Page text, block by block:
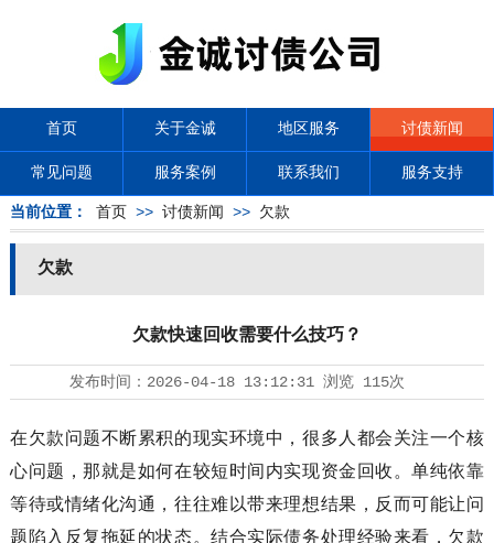
首页 关于金诚 地区服务 讨债新闻
常见问题 服务案例 联系我们 服务支持
当前位置： 首页 >> 讨债新闻 >> 欠款
欠款
欠款快速回收需要什么技巧？
发布时间： 2026-04-18 13:12:31浏览 115次
在欠款问题不断累积的现实环境中，很多人都会关注一个核
心问题，那就是如何在较短时间内实现资金回收。单纯依靠
等待或情绪化沟通，往往难以带来理想结果，反而可能让问
题陷入反复拖延的状态。结合实际债务处理经验来看，欠款